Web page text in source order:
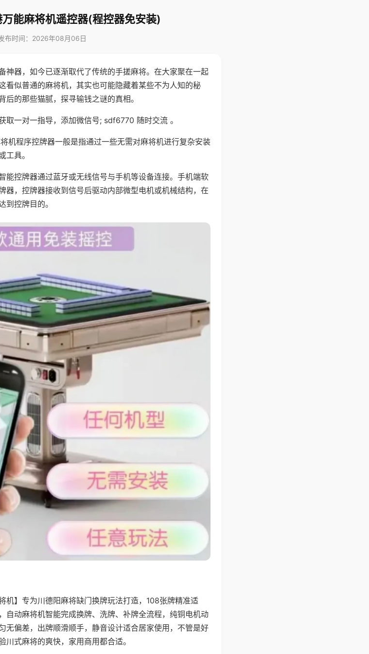
能麻将机遥控器(程控器免安装)
布时间：2026年08月06日
神器，如今已逐渐取代了传统的手搓麻将。在大家聚在一起
看似普通的麻将机，其实也可能隐藏着某些不为人知的秘
的那些猫腻，探寻输钱之谜的真相。
取一对一指导，添加微信号; sdf6770 随时交流 。
机程序控牌器一般是指通过一些无需对麻将机进行复杂安装
工具。
能控牌器通过蓝牙或无线信号与手机等设备连接。手机端软
器，控牌器接收到信号后驱动内部微型电机或机械结构，在
到控牌目的。
机】专为川德阳麻将缺门换牌玩法打造，108张牌精准适
自动麻将机智能完成换牌、洗牌、补牌全流程，纯铜电机动
无偏差，出牌顺滑顺手，静音设计适合居家使用，不管是好
式麻将的爽快，家用商用都合适。